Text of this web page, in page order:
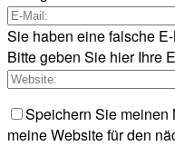
Sie haben eine falsche
Bitte geben Sie hier Ihre
Speichern Sie meinen
meine Website für den